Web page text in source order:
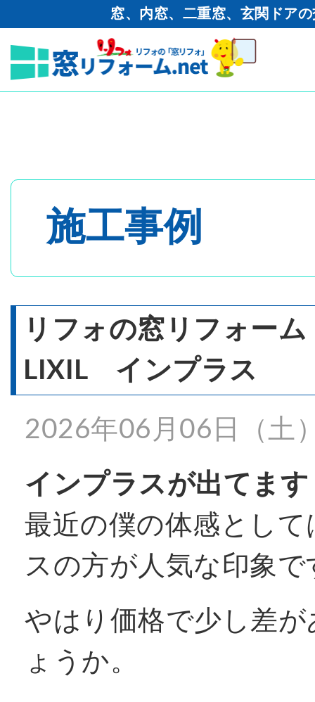
窓、内窓、二重窓、玄関ドア
- 内窓・二重窓
- 窓リフォーム
- 窓シャッター
施工事例一覧
特殊事例
窓リフォコラム
窓リフォーム.net>工事ブログ
内窓設置工事 LIXIL インプ
施工事例
リフォの窓リフォ
LIXIL インプラス
2026年06月06日（土
インプラスが出てます
最近の僕の体感とし
スの方が人気な印象で
やはり価格で少し差
ょうか。